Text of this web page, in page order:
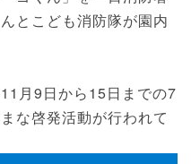
とこども消防隊が園内
月9日から15日までの7
な啓発活動が行われて